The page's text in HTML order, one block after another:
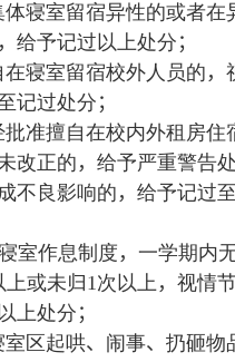
体寝室留宿异性的或者在
，给予记过以上处分 ；
在寝室留宿校外人员的 ，
记过处分 ；
批准擅自在校内外租房住
改正的 ，给予严重警告
不良影响的 ，给予记过
室作息制度 ， 一学期内
上或未归 1次以上 ，视情
上处分 ；
室区起哄、 闹事、 扔砸物